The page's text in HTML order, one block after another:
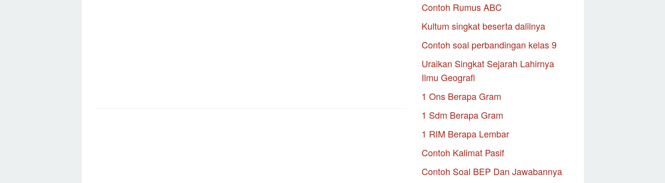
Contoh Rumus ABC
Kultum singkat beserta dalilnya
Contoh soal perbandingan kelas 9
Uraikan Singkat Sejarah Lahirnya
Ilmu Geografi
1 Ons Berapa Gram
1 Sdm Berapa Gram
1 RIM Berapa Lembar
Contoh Kalimat Pasif
Contoh Soal BEP Dan Jawabannya